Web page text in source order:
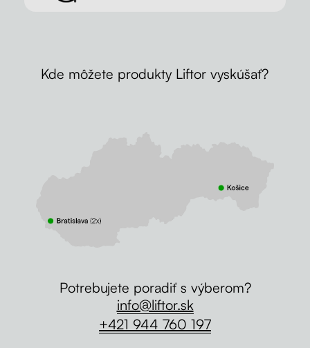
Kde môžete produkty Liftor vyskúšať?
Potrebujete poradiť s výberom?
info@liftor.sk
+421 944 760 197